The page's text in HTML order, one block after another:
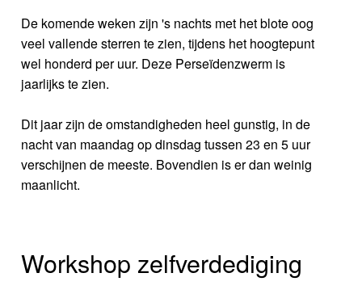
De komende weken zijn 's nachts met het blote oog
veel vallende sterren te zien, tijdens het hoogtepunt
wel honderd per uur. Deze Perseïdenzwerm is
jaarlijks te zien.
Dit jaar zijn de omstandigheden heel gunstig, in de
nacht van maandag op dinsdag tussen 23 en 5 uur
verschijnen de meeste. Bovendien is er dan weinig
maanlicht.
Workshop zelfverdediging